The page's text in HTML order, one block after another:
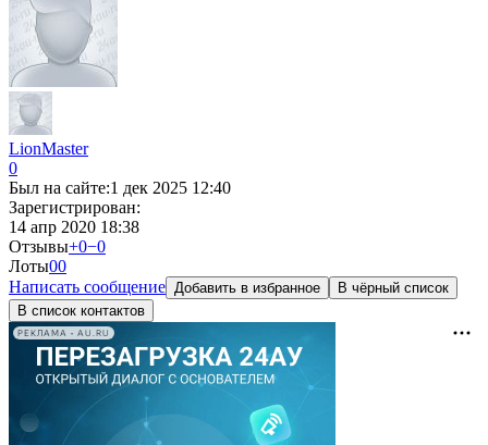
LionMaster
0
Был на сайте:1 дек 2025 12:40
Зарегистрирован:
14 апр 2020 18:38
Отзывы+0−0
Лоты00
Написать сообщение Добавить в избранное
В чёрный список
В список контактов
РЕКЛАМА • AU.RU